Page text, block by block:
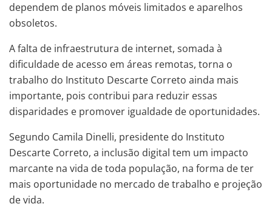
dependem de planos móveis limitados e aparelhos
obsoletos.
A falta de infraestrutura de internet, somada à
dificuldade de acesso em áreas remotas, torna o
trabalho do Instituto Descarte Correto ainda mais
importante, pois contribui para reduzir essas
disparidades e promover igualdade de oportunidades.
Segundo Camila Dinelli, presidente do Instituto
Descarte Correto, a inclusão digital tem um impacto
marcante na vida de toda população, na forma de ter
mais oportunidade no mercado de trabalho e projeção
de vida.